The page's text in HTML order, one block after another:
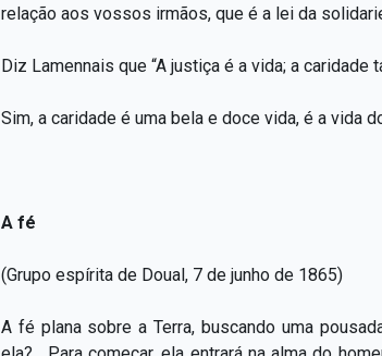
relação aos vossos irmãos, que é a lei da
Diz Lamennais que “A justiça é a vida; a
Sim, a caridade é uma bela e doce vida, é a vida
A fé
(Grupo espírita de Doual, 7 de junho de 1865)
A fé plana sobre a Terra, buscando uma